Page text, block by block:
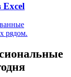
Excel
рядом.